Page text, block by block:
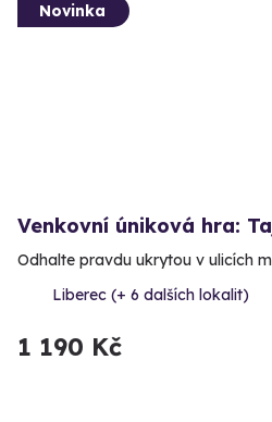
Novinka
Venkovní úniková hra:
Odhalte pravdu ukrytou v ulicích
Liberec (+ 6 dalších lokalit)
1 190 Kč